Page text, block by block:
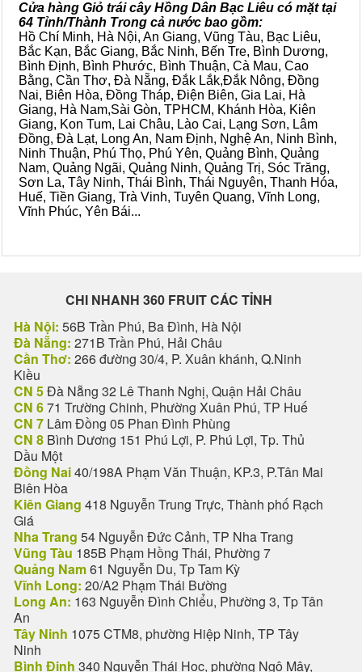
Cửa hàng Giỏ trái cây Hồng Dân Bạc Liêu có mặt tại
64 Tỉnh/Thành Trong cả nước bao gồm:
Hồ Chí Minh, Hà Nội, An Giang, Vũng Tàu, Bạc Liêu,
Bắc Kạn, Bắc Giang, Bắc Ninh, Bến Tre, Bình Dương,
Bình Định, Bình Phước, Bình Thuận, Cà Mau, Cao
Bằng, Cần Thơ, Đà Nẵng, Đắk Lắk,Đắk Nông, Đồng
Nai, Biên Hòa, Đồng Tháp, Điện Biên, Gia Lai, Hà
Giang, Hà Nam,Sài Gòn, TPHCM, Khánh Hòa, Kiên
Giang, Kon Tum, Lai Châu, Lào Cai, Lạng Sơn, Lâm
Đồng, Đà Lạt, Long An, Nam Định, Nghệ An, Ninh Bình,
Ninh Thuận, Phú Thọ, Phú Yên, Quảng Bình, Quảng
Nam, Quảng Ngãi, Quảng Ninh, Quảng Trị, Sóc Trăng,
Sơn La, Tây Ninh, Thái Bình, Thái Nguyên, Thanh Hóa,
Huế, Tiền Giang, Trà Vinh, Tuyên Quang, Vĩnh Long,
Vĩnh Phúc, Yên Bái...
CHI NHANH 360 FRUIT CÁC TỈNH
Hà Nội: 56B Trần Phú, Ba Đình, Hà Nội
Đà Nẵng: 271B Trần Phú, Hải Châu
Cần Thơ: 266 đường 30/4, P. Xuân khánh, Q.Ninh
Kiều
CN 5Đà Nẵng 32 Lê Thanh Nghị, Quận Hải Châu
CN 671 Trường Chinh, Phường Xuân Phú, TP Huế
CN 7 Lâm Đồng 05 Phan Đình Phùng
CN 8 Bình Dương 151 Phú Lợi, P. Phú Lợi, Tp. Thủ
Dầu Một
Đồng Nai40/198A Phạm Văn Thuận, KP.3, P.Tân Mai
Biên Hòa
Kiên Giang 418 Nguyễn Trung Trực, Thành phố Rạch
Giá
Nha Trang 54 Nguyễn Đức Cảnh, TP Nha Trang
Vũng Tàu 185B Phạm Hồng Thái, Phường 7
Quảng Nam61 Nguyễn Du, Tp Tam Kỳ
Vĩnh Long: 20/A2 Phạm Thái Bường
Long An: 163 Nguyễn Đình Chiểu, Phường 3, Tp Tân
An
Tây Ninh 1075 CTM8, phường Hiệp Ninh, TP Tây
Ninh
Bình Định 340 Nguyễn Thái Học, phường Ngô Mây,